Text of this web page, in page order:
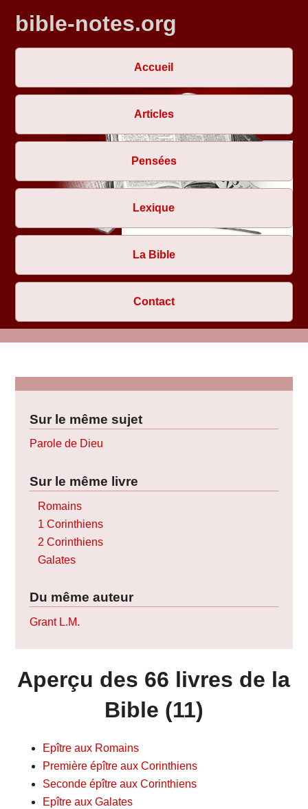
bible-notes.org
Accueil
Articles
Pensées
Lexique
La Bible
Contact
Sur le même sujet
Parole de Dieu
Sur le même livre
Romains
1 Corinthiens
2 Corinthiens
Galates
Du même auteur
Grant L.M.
Aperçu des 66 livres de la
Bible (11)
Epître aux Romains
Première épître aux Corinthiens
Seconde épître aux Corinthiens
Epître aux Galates